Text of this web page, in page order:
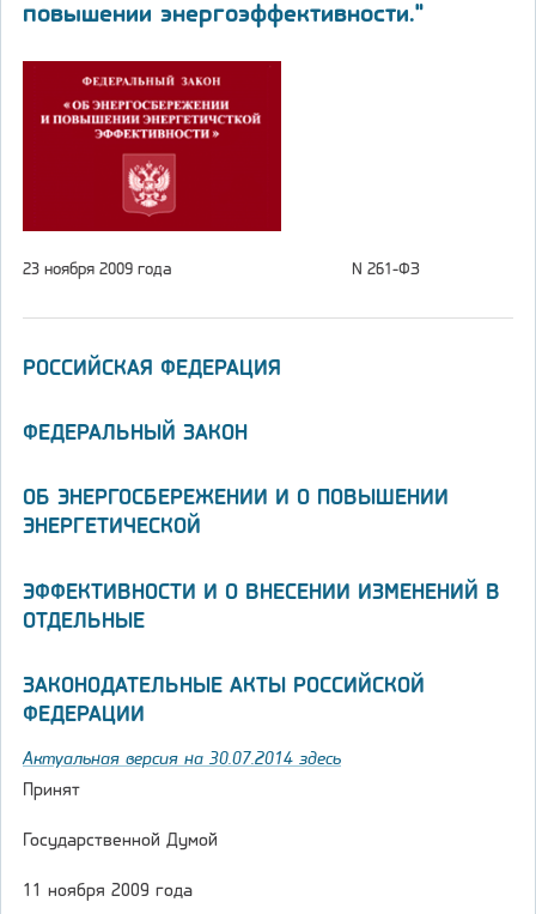
повышении энергоэффективности."
23 ноября 2009 года N 261-ФЗ
РОССИЙСКАЯ ФЕДЕРАЦИЯ
ФЕДЕРАЛЬНЫЙ ЗАКОН
ОБ ЭНЕРГОСБЕРЕЖЕНИИ И О ПОВЫШЕНИИ
ЭНЕРГЕТИЧЕСКОЙ
ЭФФЕКТИВНОСТИ И О ВНЕСЕНИИ ИЗМЕНЕНИЙ В
ОТДЕЛЬНЫЕ
ЗАКОНОДАТЕЛЬНЫЕ АКТЫ РОССИЙСКОЙ
ФЕДЕРАЦИИ
Актуальная версия на 30.07.2014 здесь
Принят
Государственной Думой
11 ноября 2009 года